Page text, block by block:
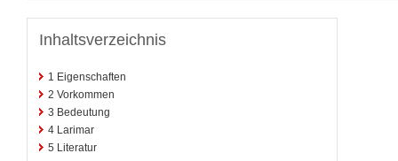
Inhaltsverzeichnis
1 Eigenschaften
2 Vorkommen
3 Bedeutung
4 Larimar
5 Literatur